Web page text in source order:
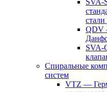
SVA-
QDV
SVA-
Спиральные
систем
VTZ —